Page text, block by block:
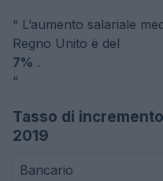
“ L’aumento salariale
Regno Unito è del
7% .
“
Tasso di
2019
Bancario